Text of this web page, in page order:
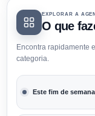
EXPLORAR A
O que
Encontra rapidamente
categoria.
Este fim de semana